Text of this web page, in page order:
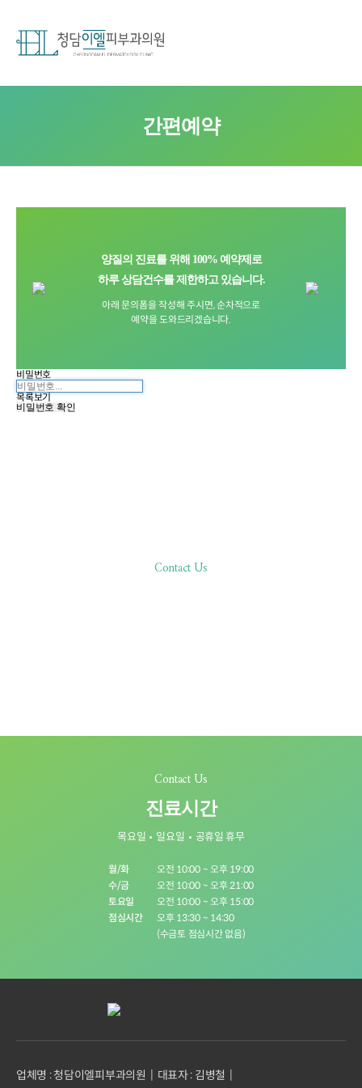
간편예약
양질의 진료를 위해 100% 예약제로
하루 상담건수를 제한하고 있습니다.
아래 문의폼을 작성해 주시면, 순차적으로
예약을 도와드리겠습니다.
비밀번호
목록보기
비밀번호 확인
Contact Us
Contact Us
진료시간
목요일 일요일 공휴일 휴무
월/화
오전 10:00 ~ 오후 19:00
수/금
오전 10:00 ~ 오후 21:00
토요일
오전 10:00 ~ 오후 15:00
점심시간
오후 13:30 ~ 14:30
(수금토 점심시간 없음)
업체명 : 청담이엘피부과의원
대표자 : 김병철